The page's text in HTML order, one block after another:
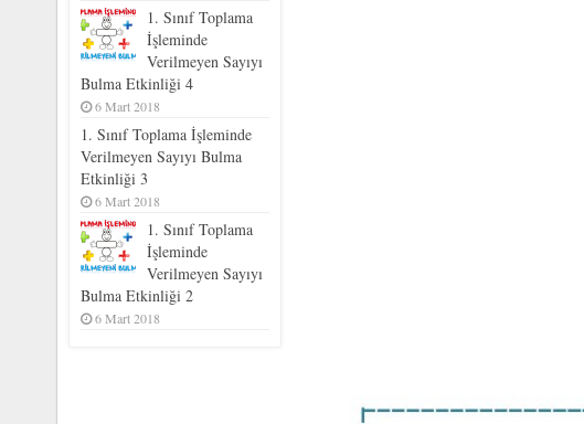
1. Sınıf Toplama
İşleminde
Verilmeyen Sayıyı
Bulma Etkinliği 4
6 Mart 2018
1. Sınıf Toplama İşleminde
Verilmeyen Sayıyı Bulma
Etkinliği 3
6 Mart 2018
1. Sınıf Toplama
İşleminde
Verilmeyen Sayıyı
Bulma Etkinliği 2
6 Mart 2018